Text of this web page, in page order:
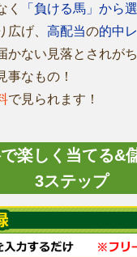
く 「負ける馬」から
広げ、 高配当の的中
かない見落とされが
事なもの！
で見られます！
楽しく当てる&
3ステップ